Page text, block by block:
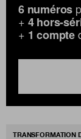
6 numéros
+ 4 hors-
+ 1 compte
TRANSFORMATION